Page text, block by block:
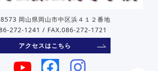
岡山県岡山市中区浜４１２番地
272-1241 / FAX.086-272-1721
アクセスはこちら